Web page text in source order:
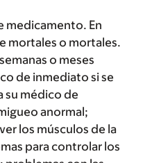
medicamento. En
mortales o mortales.
o meses
de inmediato si se
su médico de
anormal;
los músculos de la
para controlar los